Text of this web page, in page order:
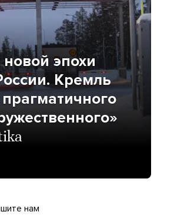
эпохи
Кремль
нам